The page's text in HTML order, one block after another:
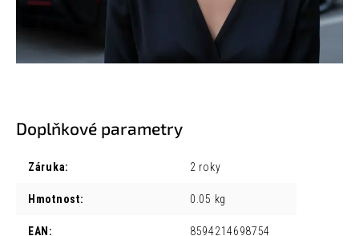
Doplňkové parametry
Záruka: 2 roky
Hmotnost: 0.05 kg
EAN : 8594214698754